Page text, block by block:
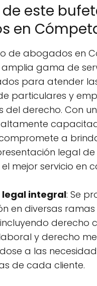
este
en
de abogados en
gama de
para atender
particulares y
del derecho. Con
a
legal
mejor servicio en
legal integral: Se
en diversas ramas
derecho
y derecho
a las
de cada cliente.